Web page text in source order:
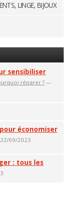
LINGE, BIJOUX
sensibiliser
réparer ? —
économiser
09/2023
: tous les